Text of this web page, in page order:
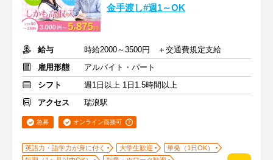
金手渡し#週1～OK
給与
時給2000～3500円 ＋交通費規定支給
雇用形態
アルバイト・パート
シフト
週1日以上 1日1.5時間以上
アクセス
瑞浪駅
急募 オンライン面接可
英語力・語学力が身に付く 大学生歓迎
単発（1日OK）